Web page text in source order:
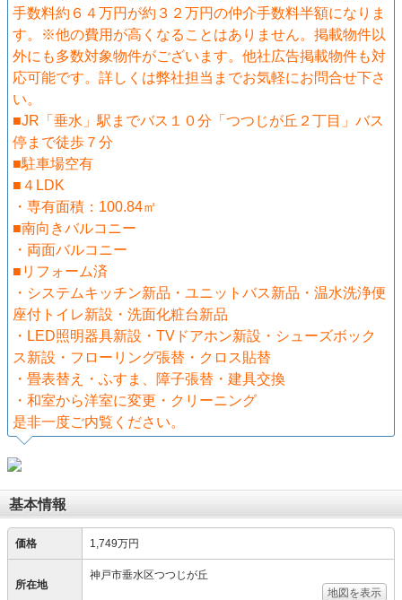
手数料約６４万円が約３２万円の仲介手数料半額になりま
す。※他の費用が高くなることはありません。掲載物件以
外にも多数対象物件がございます。他社広告掲載物件も対
応可能です。詳しくは弊社担当までお気軽にお問合せ下さ
い。
■JR「垂水」駅までバス１０分「つつじが丘２丁目」バス
停まで徒歩７分
■駐車場空有
■４LDK
・専有面積：100.84㎡
■南向きバルコニー
・両面バルコニー
■リフォーム済
・システムキッチン新品・ユニットバス新品・温水洗浄便
座付トイレ新設・洗面化粧台新品
・LED照明器具新設・TVドアホン新設・シューズボック
ス新設・フローリング張替・クロス貼替
・畳表替え・ふすま、障子張替・建具交換
・和室から洋室に変更・クリーニング
是非一度ご内覧ください。
基本情報
価格 1,749万円
所在地
神戸市垂水区つつじが丘
地図を表示